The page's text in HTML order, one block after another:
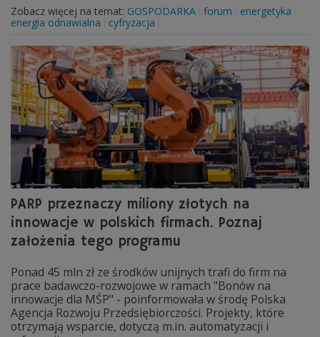
Zobacz więcej na temat: GOSPODARKA forum
energetyka
energia odnawialna
cyfryzacja
PARP przeznaczy miliony złotych na
innowacje w polskich firmach. Poznaj
założenia tego programu
Ponad 45 mln zł ze środków unijnych trafi do firm na
prace badawczo-rozwojowe w ramach "Bonów na
innowacje dla MŚP" - poinformowała w środę Polska
Agencja Rozwoju Przedsiębiorczości. Projekty, które
otrzymają wsparcie, dotyczą m.in. automatyzacji i